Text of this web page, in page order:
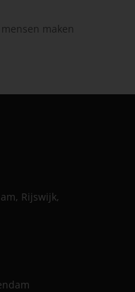
maken
Rijswijk,